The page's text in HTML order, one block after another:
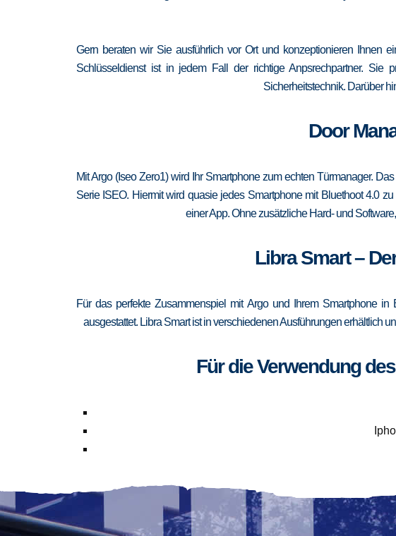
Gern beraten wir Sie ausführlich vor Ort und konzeptionieren Ihnen
Schlüsseldienst ist in jedem Fall der richtige Anpsrechpartner. Sie
Sicherheitstechnik. Darüber
Door
Mit Argo (Iseo Zero1) wird Ihr Smartphone zum echten Türmanager.
Serie ISEO. Hiermit wird quasie jedes Smartphone mit Bluethoot 4.0
einer App. Ohne zusätzliche Hard- und
Libra Smart –
Für das perfekte Zusammenspiel mit Argo und Ihrem Smartphone
ausgestattet. Libra Smart ist in verschiedenen Ausführungen erhältlich
Für die Verwendung